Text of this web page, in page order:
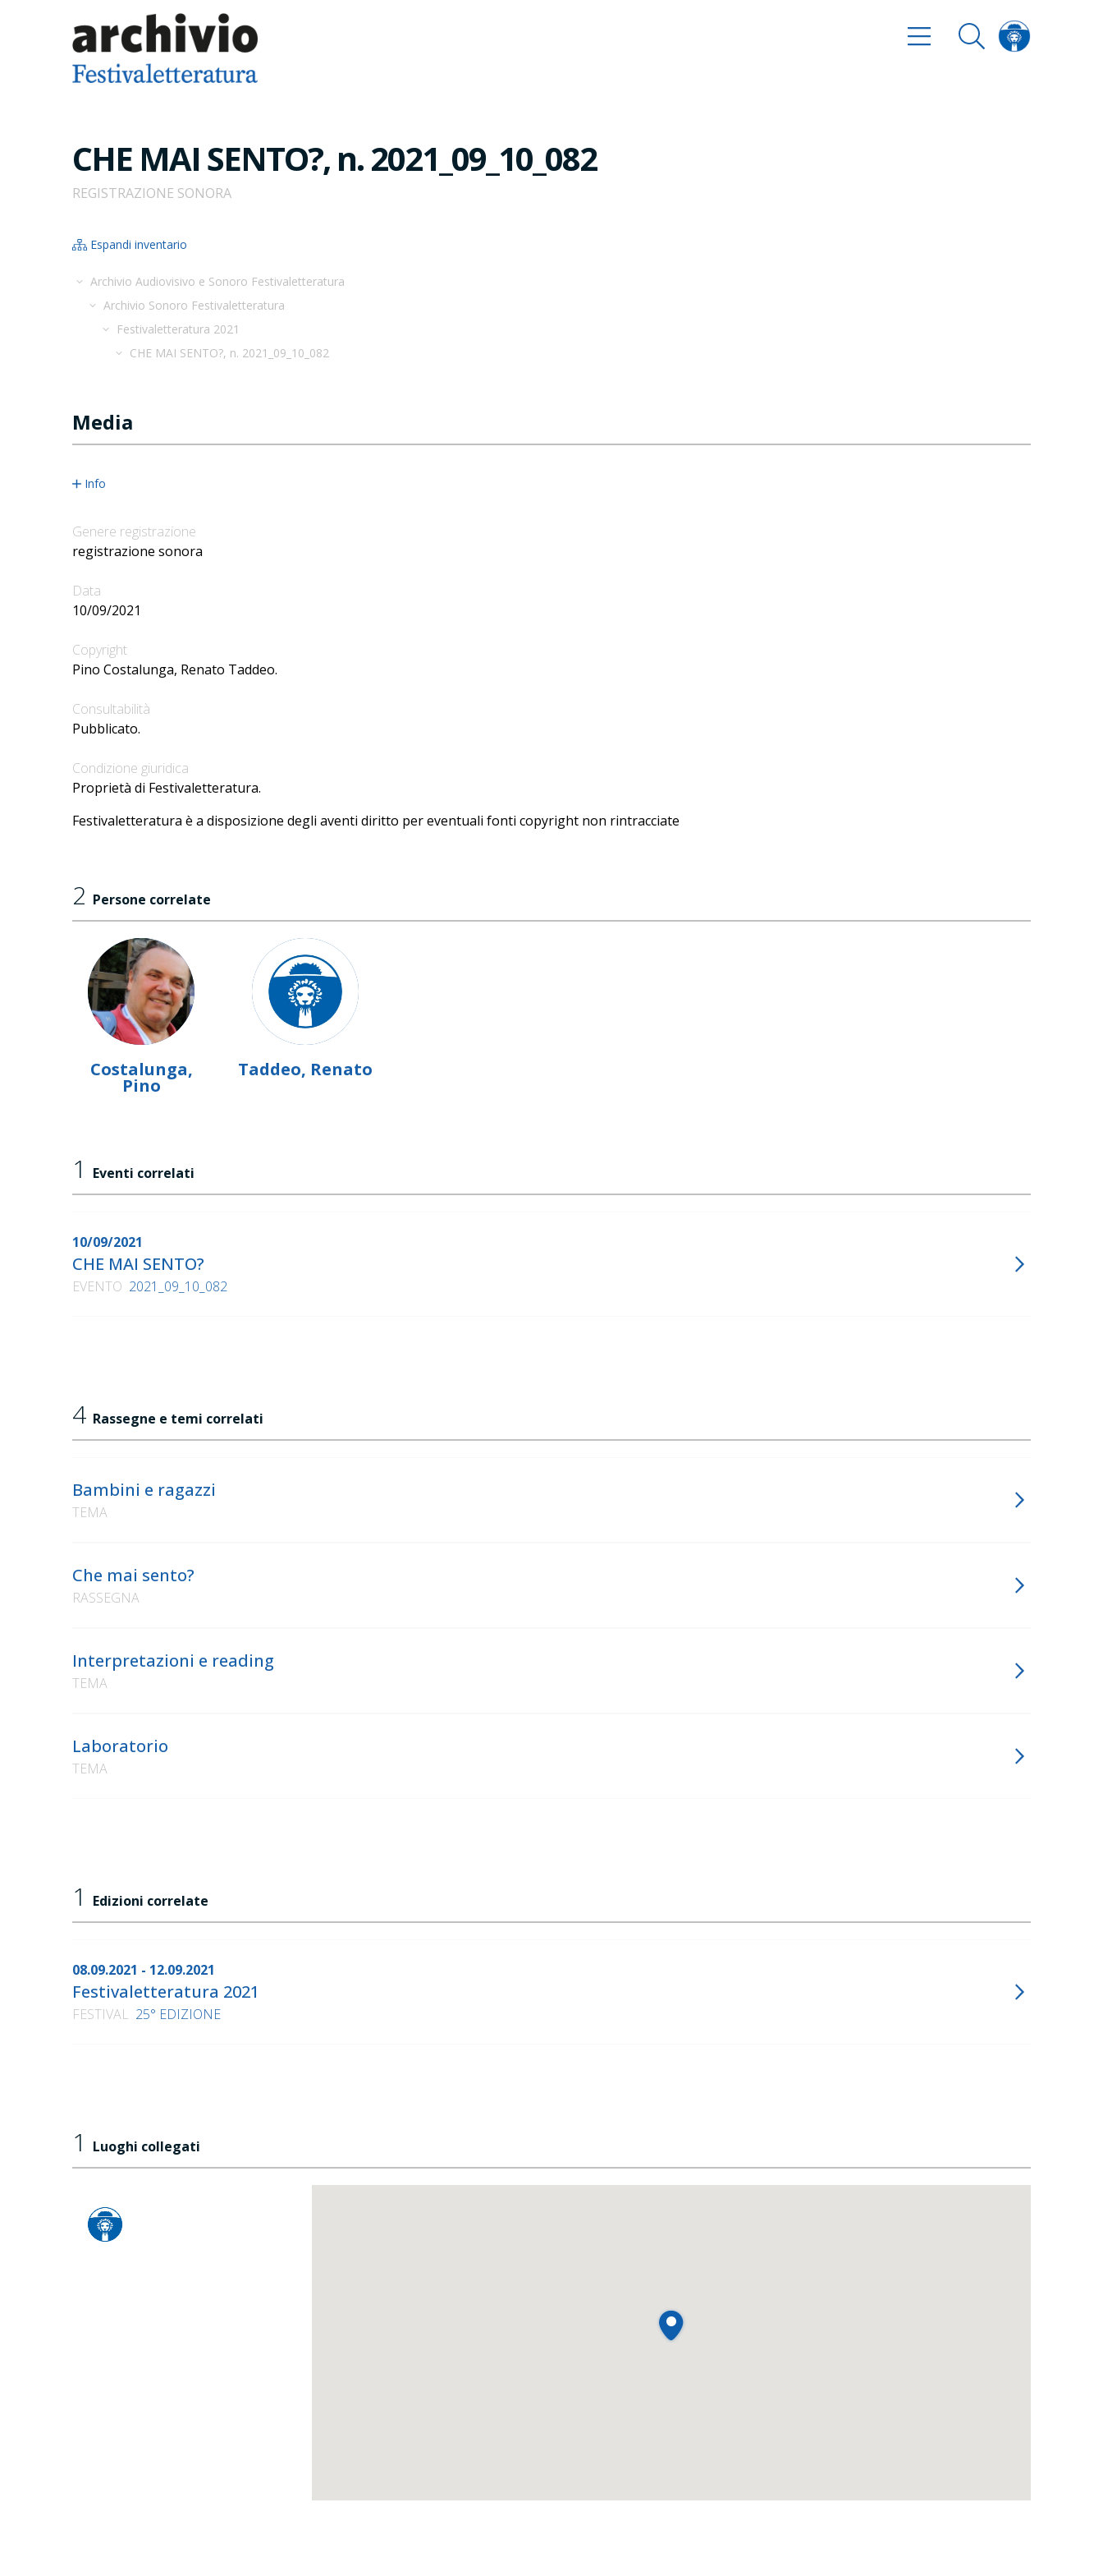
CHE MAI SENTO?, n. 2021_09_10_082
REGISTRAZIONE SONORA
Espandi inventario
Archivio Audiovisivo e Sonoro Festivaletteratura
Archivio Sonoro Festivaletteratura
Festivaletteratura 2021
CHE MAI SENTO?, n. 2021_09_10_082
Media
Info
Genere registrazione
registrazione sonora
Data
10/09/2021
Copyright
Pino Costalunga, Renato Taddeo.
Consultabilità
Pubblicato.
Condizione giuridica
Proprietà di Festivaletteratura.
Festivaletteratura è a disposizione degli aventi diritto per eventuali fonti copyright non rintracciate
2 Persone correlate
Costalunga,
Pino
Taddeo, Renato
1 Eventi correlati
10/09/2021
CHE MAI SENTO?
EVENTO 2021_09_10_082
4 Rassegne e temi correlati
Bambini e ragazzi
TEMA
Che mai sento?
RASSEGNA
Interpretazioni e reading
TEMA
Laboratorio
TEMA
1 Edizioni correlate
08.09.2021 - 12.09.2021
Festivaletteratura 2021
FESTIVAL 25° EDIZIONE
1 Luoghi collegati